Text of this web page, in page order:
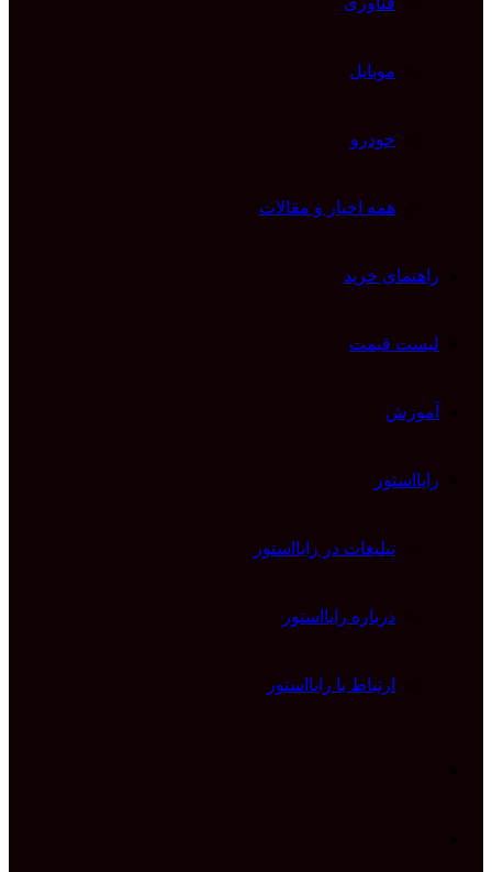
موبایل
خودرو
همه اخبار و مقالات
راهنمای خرید
لیست قیمت
آموزش
رایااستور
تبلیغات در رایااستور
درباره رایااستور
ارتباط با رایااستور